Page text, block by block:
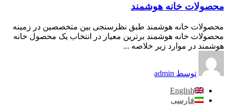
محصولات خانه هوشمند
محصولات خانه هوشمند طبق نظرسنجی بین متخصصین در زمینه
محصولات خانه هوشمند برترین معیار در انتخاب یک محصول خانه
هوشمند در موارد زیر خلاصه ...
توسط admin
English
فارسی